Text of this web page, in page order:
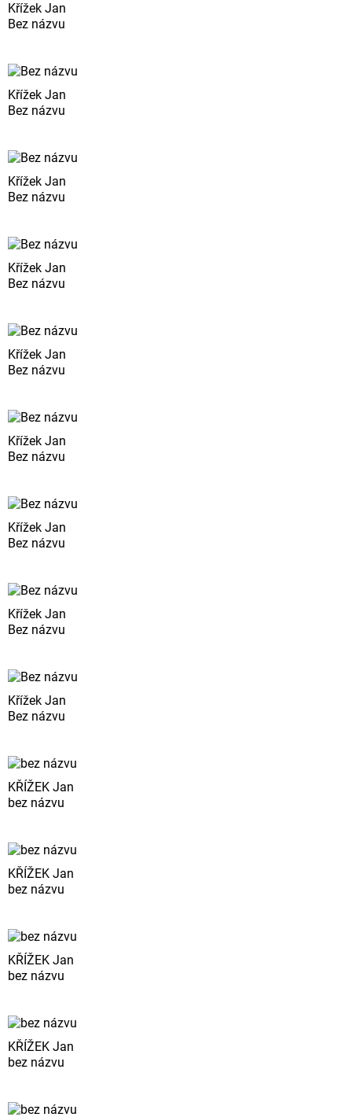
Křížek Jan
Bez názvu
Křížek Jan
Bez názvu
Křížek Jan
Bez názvu
Křížek Jan
Bez názvu
Křížek Jan
Bez názvu
Křížek Jan
Bez názvu
Křížek Jan
Bez názvu
Křížek Jan
Bez názvu
Křížek Jan
Bez názvu
KŘÍŽEK Jan
bez názvu
KŘÍŽEK Jan
bez názvu
KŘÍŽEK Jan
bez názvu
KŘÍŽEK Jan
bez názvu